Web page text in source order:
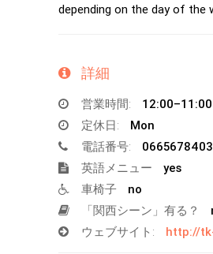
depending on the day of the
詳細
営業時間:
定休日:
Mon
電話番号:
0665678403
英語メニュー
yes
車椅子
no
「関西シーン」有る？
ウェブサイト:
http://